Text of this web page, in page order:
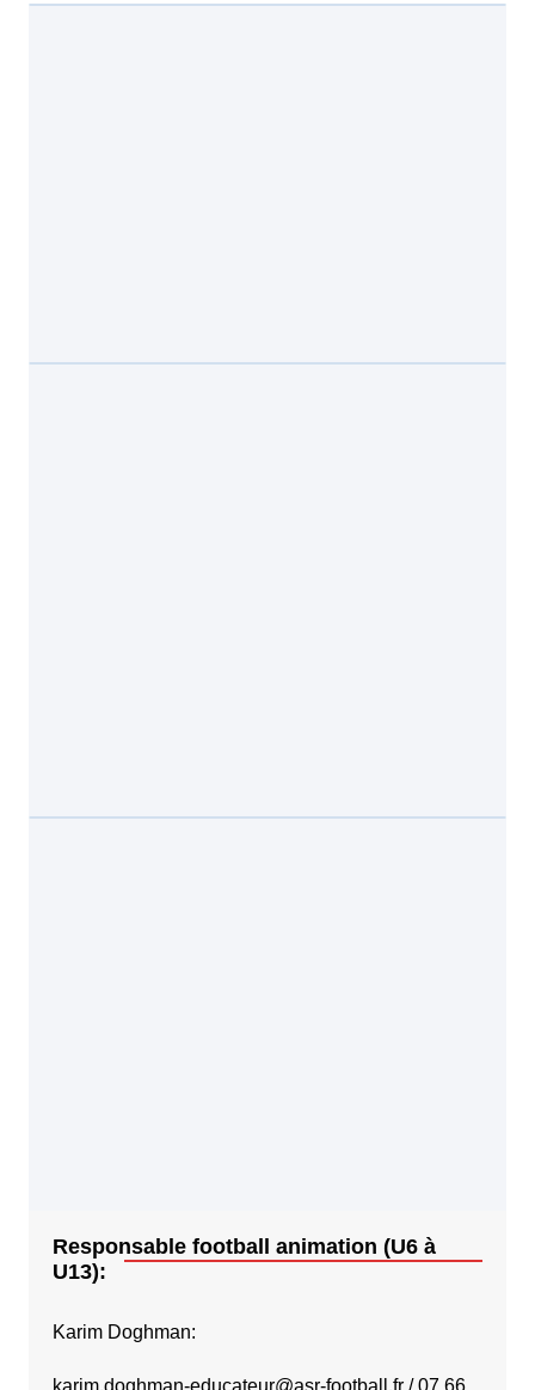
Responsable football animation (U6 à
U13):
Karim Doghman: